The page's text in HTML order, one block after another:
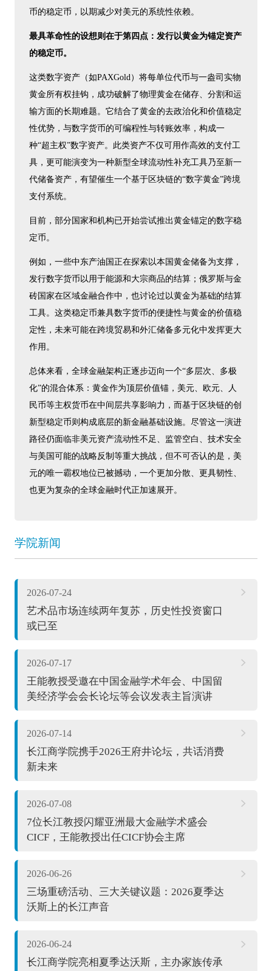
币的稳定币，以期减少对美元的系统性依赖。
最具革命性的设想则在于第四点：发行以黄金为锚定资产
的稳定币。
这类数字资产（如PAXGold）将每单位代币与一盎司实物
黄金所有权挂钩，成功破解了物理黄金在储存、分割和运
输方面的长期难题。它结合了黄金的去政治化和价值稳定
性优势，与数字货币的可编程性与转账效率，构成一
种“超主权”数字资产。此类资产不仅可用作高效的支付工
具，更可能演变为一种新型全球流动性补充工具乃至新一
代储备资产，有望催生一个基于区块链的“数字黄金”跨境
支付系统。
目前，部分国家和机构已开始尝试推出黄金锚定的数字稳
定币。
例如，一些中东产油国正在探索以本国黄金储备为支撑，
发行数字货币以用于能源和大宗商品的结算；俄罗斯与金
砖国家在区域金融合作中，也讨论过以黄金为基础的结算
工具。这类稳定币兼具数字货币的便捷性与黄金的价值稳
定性，未来可能在跨境贸易和外汇储备多元化中发挥更大
作用。
总体来看，全球金融架构正逐步迈向一个“多层次、多极
化”的混合体系：黄金作为顶层价值锚，美元、欧元、人
民币等主权货币在中间层共享影响力，而基于区块链的创
新型稳定币则构成底层的新金融基础设施。尽管这一演进
路径仍面临非美元资产流动性不足、监管空白、技术安全
与美国可能的战略反制等重大挑战，但不可否认的是，美
元的唯一霸权地位已被撼动，一个更加分散、更具韧性、
也更为复杂的全球金融时代正加速展开。
学院新闻
2026-07-24
艺术品市场连续两年复苏，历史性投资窗口
或已至
2026-07-17
王能教授受邀在中国金融学术年会、中国留
美经济学会会长论坛等会议发表主旨演讲
2026-07-14
长江商学院携手2026王府井论坛，共话消费
新未来
2026-07-08
7位长江教授闪耀亚洲最大金融学术盛会
CICF，王能教授出任CICF协会主席
2026-06-26
三场重磅活动、三大关键议题：2026夏季达
沃斯上的长江声音
2026-06-24
长江商学院亮相夏季达沃斯，主办家族传承